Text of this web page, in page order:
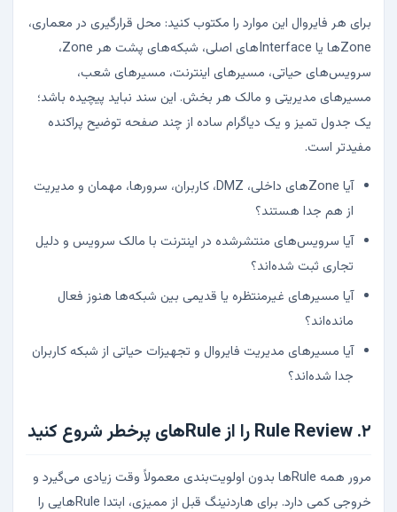
برای هر فایروال این موارد را مکتوب کنید: محل قرارگیری در معماری،
Zoneها یا Interfaceهای اصلی، شبکه‌های پشت هر Zone،
سرویس‌های حیاتی، مسیرهای اینترنت، مسیرهای شعب،
مسیرهای مدیریتی و مالک هر بخش. این سند نباید پیچیده باشد؛
یک جدول تمیز و یک دیاگرام ساده از چند صفحه توضیح پراکنده
مفیدتر است.
آیا Zoneهای داخلی، DMZ، کاربران، سرورها، مهمان و مدیریت
از هم جدا هستند؟
آیا سرویس‌های منتشرشده در اینترنت با مالک سرویس و دلیل
تجاری ثبت شده‌اند؟
آیا مسیرهای غیرمنتظره یا قدیمی بین شبکه‌ها هنوز فعال
مانده‌اند؟
آیا مسیرهای مدیریت فایروال و تجهیزات حیاتی از شبکه کاربران
جدا شده‌اند؟
۲. Rule Review را از Ruleهای پرخطر شروع کنید
مرور همه Ruleها بدون اولویت‌بندی معمولاً وقت زیادی می‌گیرد و
خروجی کمی دارد. برای هاردنینگ قبل از ممیزی، ابتدا Ruleهایی را